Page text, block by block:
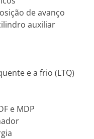
de avanço
auxiliar
e a frio (LTQ)
e MDP